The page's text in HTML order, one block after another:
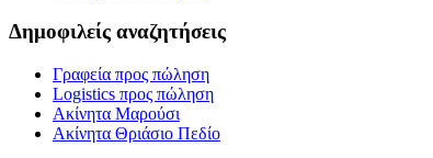
Δημοφιλείς αναζητήσεις
Γραφεία προς πώληση
Logistics προς πώληση
Ακίνητα Μαρούσι
Ακίνητα Θριάσιο Πεδίο